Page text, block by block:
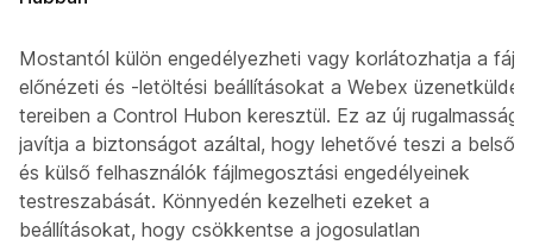
Mostantól külön engedélyezheti vagy korlátozhatja a fájl-
előnézeti és -letöltési beállításokat a Webex üzenetküldési
tereiben a Control Hubon keresztül. Ez az új rugalmasság
javítja a biztonságot azáltal, hogy lehetővé teszi a belső
és külső felhasználók fájlmegosztási engedélyeinek
testreszabását. Könnyedén kezelheti ezeket a
beállításokat, hogy csökkentse a jogosulatlan